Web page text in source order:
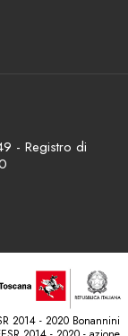
- Registro di
2014 - 2020 Bonannini